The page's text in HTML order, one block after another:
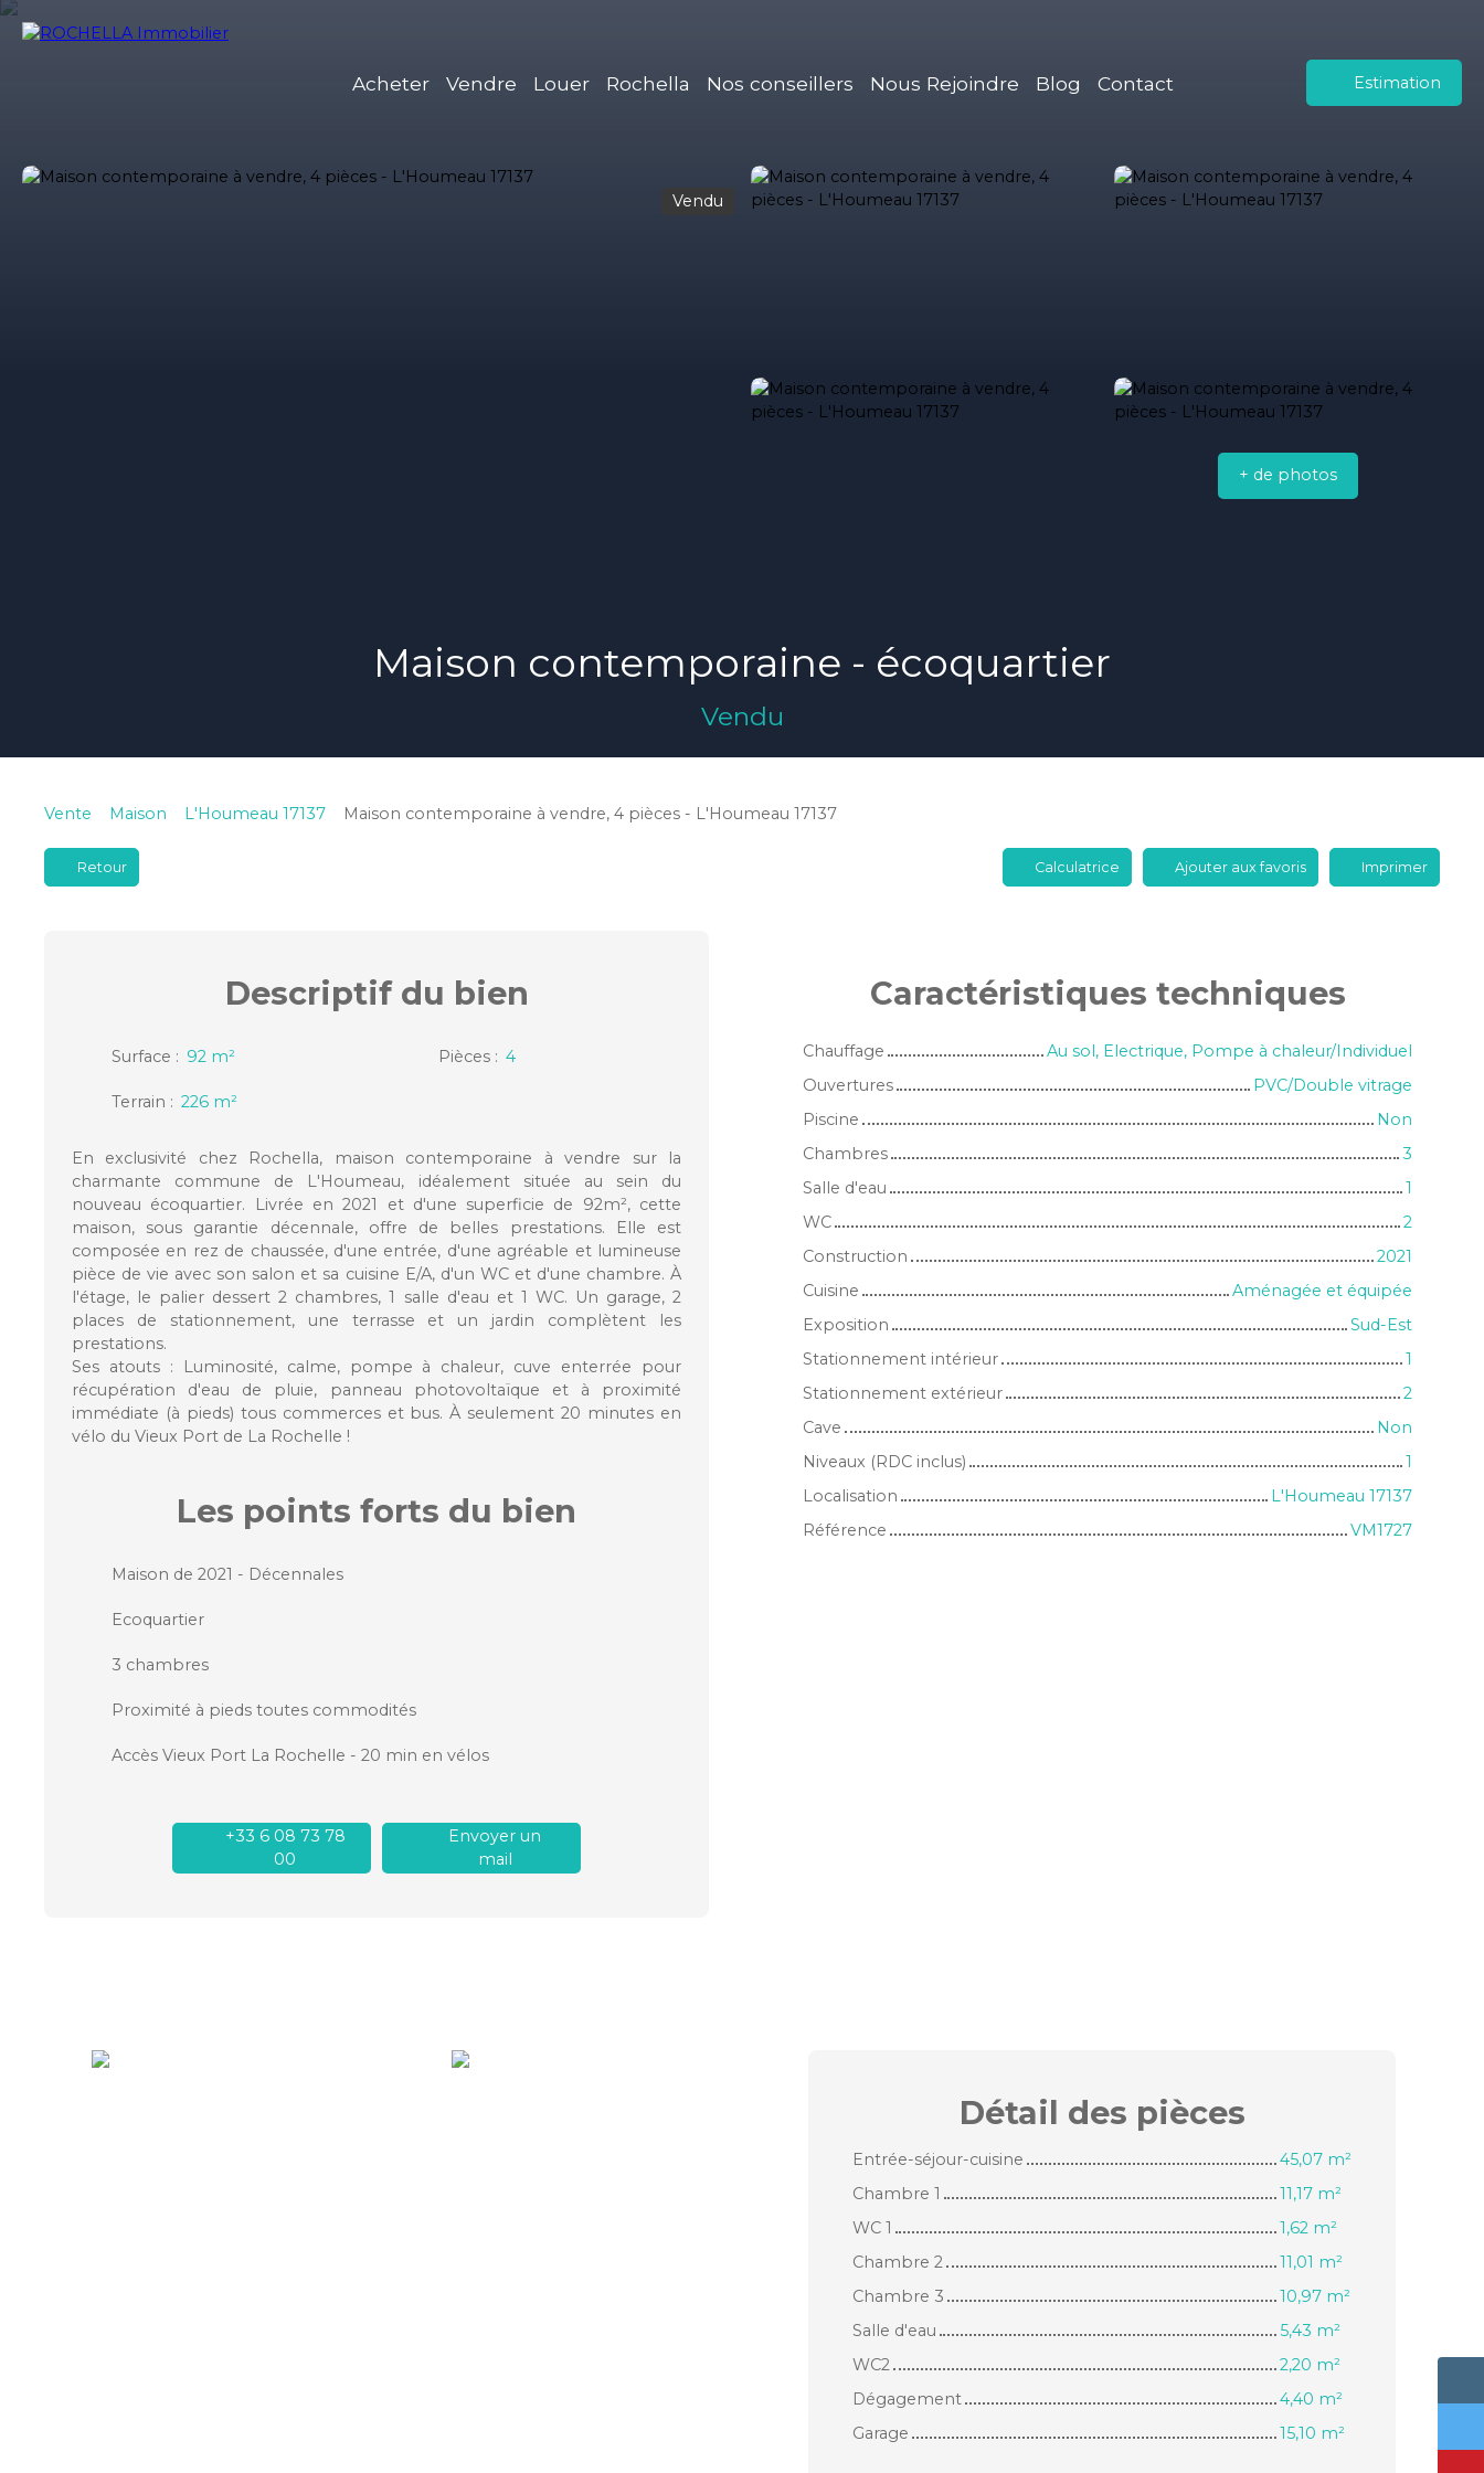
Acheter Vendre Louer Rochella Nos conseillers Nous Rejoindre Blog Contact Estimation
Vendu
+ de photos
Maison contemporaine - écoquartier
Vendu
Vente Maison L'Houmeau 17137 Maison contemporaine à vendre, 4 pièces - L'Houmeau 17137
Retour Calculatrice Ajouter aux favoris Imprimer
Descriptifdu bien
Surface : 92 m² Pièces : 4
Terrain : 226 m²
En exclusivité chez Rochella, maison contemporaine à vendre sur la
charmante commune de L'Houmeau, idéalement située au sein du
nouveau écoquartier. Livrée en 2021 et d'une superficie de 92m², cette
maison, sous garantie décennale, offre de belles prestations. Elle est
composée en rez de chaussée, d'une entrée, d'une agréable et lumineuse
pièce de vie avec son salon et sa cuisine E/A, d'un WC et d'une chambre. À
l'étage, le palier dessert 2 chambres, 1 salle d'eau et 1 WC. Un garage, 2
places de stationnement, une terrasse et un jardin complètent les
prestations.
Ses atouts : Luminosité, calme, pompe à chaleur, cuve enterrée pour
récupération d'eau de pluie, panneau photovoltaïque et à proximité
immédiate (à pieds) tous commerces et bus. À seulement 20 minutes en
vélo du Vieux Port de La Rochelle !
Les points forts du bien
Maison de 2021 - Décennales
Ecoquartier
3 chambres
Proximité à pieds toutes commodités
Accès Vieux Port La Rochelle - 20 min en vélos
+33 6 08 73 78
00
Envoyer un
mail
Caractéristiques techniques
Chauffage
Au sol, Electrique, Pompe à chaleur/Individuel
Ouvertures
PVC/Double vitrage
Piscine
Non
Chambres
3
Salle d'eau
1
WC
2
Construction
2021
Cuisine
Aménagée et équipée
Exposition
Sud-Est
Stationnement intérieur
1
Stationnement extérieur
2
Cave
Non
Niveaux (RDC inclus)
1
Localisation
L'Houmeau 17137
Référence
VM1727
Détail des pièces
Entrée-séjour-cuisine
45,07 m²
Chambre 1
11,17 m²
WC 1
1,62 m²
Chambre 2
11,01 m²
Chambre 3
10,97 m²
Salle d'eau
5,43 m²
WC2
2,20 m²
Dégagement
4,40 m²
Garage
15,10 m²